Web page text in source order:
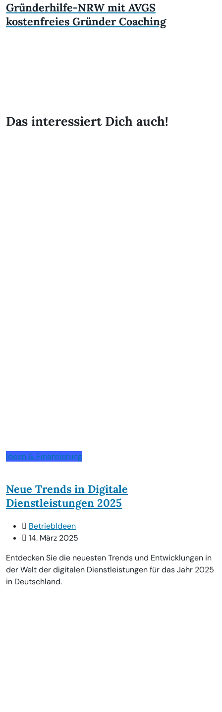
Gründerhilfe-NRW mit AVGS
kostenfreies Gründer Coaching
Das interessiert Dich auch!
Ideen & Finanzierung
Neue Trends in Digitale
Dienstleistungen 2025
BetriebIdeen
14. März 2025
Entdecken Sie die neuesten Trends und Entwicklungen in
der Welt der digitalen Dienstleistungen für das Jahr 2025
in Deutschland.